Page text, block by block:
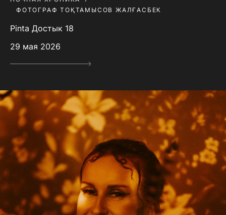
ФОТОГРАФ ТОҚТАМЫСОВ ЖАЛҒАСБЕК
Pinta Достык 18
29 мая 2026